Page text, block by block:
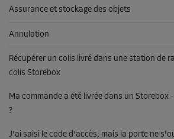
Assurance et stockage des objets
Annulation
Récupérer un colis livré dans une station de
colis Storebox
Ma commande a été livrée dans un Storebox
?
J'ai saisi le code d'accès, mais la porte ne